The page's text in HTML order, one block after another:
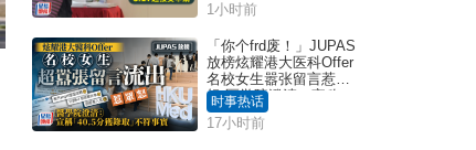
1小时前
「你个frd废！」JUPAS
放榜炫耀港大医科Offer
名校女生嚣张留言惹众
怒 医学院澄清：宣称
「40.5分获录取」不符事
实｜Juicy叮
时事热话
17小时前